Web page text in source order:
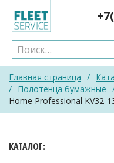
content
Главная страница /
/ Полотенца бумажные
Home Professional KV32-
КАТАЛОГ